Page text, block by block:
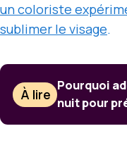
un coloriste
sublimer le visage.
À lire
Pourquoi
nuit pour